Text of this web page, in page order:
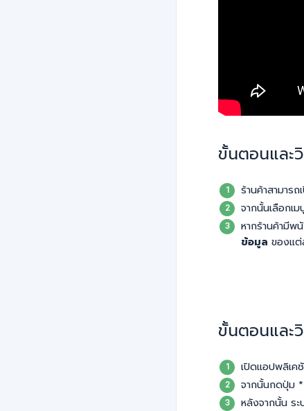
ขั้นตอนและ
ร้านค้าสามารถ
จากนั้นเลือกเม
หากร้านค้ามีพ
ข้อมูล ของแต่
ขั้นตอนและ
เปิดแอปพลิเค
จากนั้นกดปุ่ม
หลังจากนั้น ระ